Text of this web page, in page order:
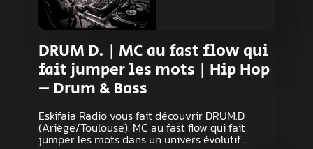
DRUM D. | MC au fast flow qui
fait jumper les mots | Hip Hop
– Drum & Bass
Eskifaia Radio vous fait découvrir DRUM.D
(Ariège/Toulouse). MC au fast flow qui fait
jumper les mots dans un univers évolutif…